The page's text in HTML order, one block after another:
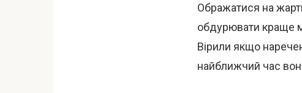
Ображатися на
обдурювати краще
Вірили якщо
найближчий час